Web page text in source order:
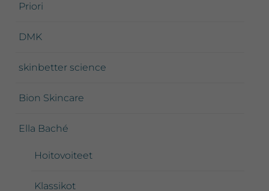
Priori
DMK
skinbetter science
Bion Skincare
Ella Baché
Hoitovoiteet
Klassikot